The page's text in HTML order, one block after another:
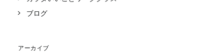
ブログ
アーカイブ